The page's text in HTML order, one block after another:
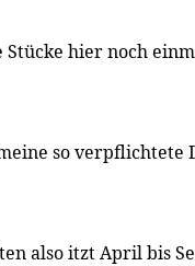
Stücke hier noch
so
also itzt April bis